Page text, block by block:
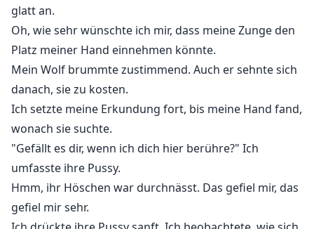
„Magst du es, wenn ich dich hier berühre?“ Ich legte
meine Hand auf ihre Pussy.
„Ja,“ seufzte sie, „ich liebe es, wenn du mich dort
berührst.“
Ich fügte einen weiteren Finger hinzu und pumpte
schneller.
„Oh Gott, hör nicht auf - ohhhh!“ Sie schrie auf.
Mein Name ist Zander Knight und ich bin 25 Jahre alt.
Ich bin der Alpha des größten Rudels der Welt und
mein Wolf heißt Dämonenwolf.
In letzter Zeit bin ich von all den Problemen, die Hexen
glatt an.
Oh, wie sehr wünschte ich mir, dass meine Zunge den
Platz meiner Hand einnehmen könnte.
Mein Wolf brummte zustimmend. Auch er sehnte sich
danach, sie zu kosten.
Ich setzte meine Erkundung fort, bis meine Hand fand,
wonach sie suchte.
"Gefällt es dir, wenn ich dich hier berühre?" Ich
umfasste ihre Pussy.
Hmm, ihr Höschen war durchnässt. Das gefiel mir, das
gefiel mir sehr.